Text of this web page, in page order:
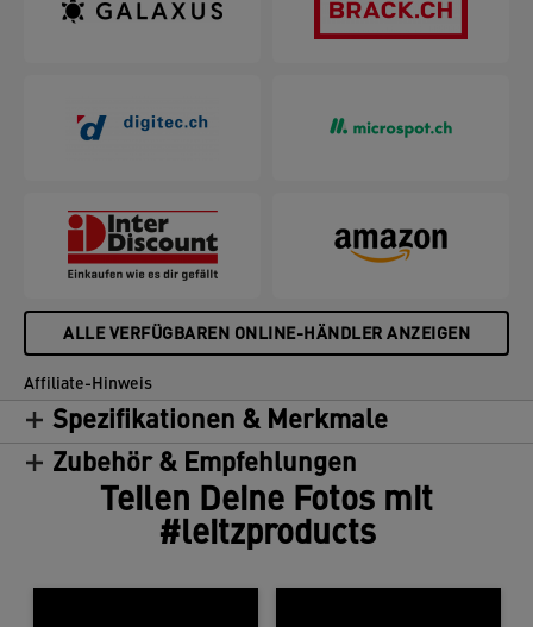
ALLE VERFÜGBAREN ONLINE-HÄNDLER ANZEIGEN
Affiliate-Hinweis
Spezifikationen & Merkmale
Zubehör & Empfehlungen
Teilen Deine Fotos mit
#leitzproducts